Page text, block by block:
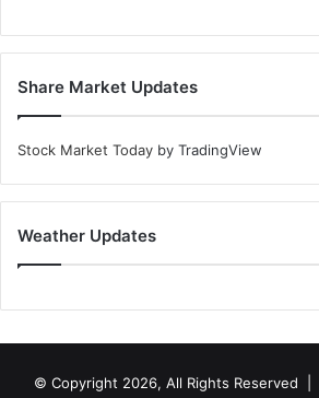
Share Market Updates
Stock Market Today by TradingView
Weather Updates
© Copyright 2026, All Rights Reserved |